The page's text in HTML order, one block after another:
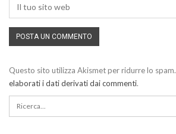
Questo sito utilizza Akismet per ridurre lo spam.
elaborati i dati derivati dai commenti.